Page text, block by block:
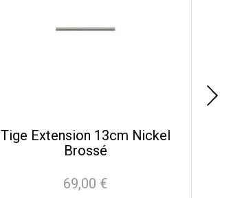
Tige Extension 13cm Nickel
Brossé
Prix
69,00 €